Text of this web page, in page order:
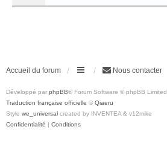
Accueil du forum Nous contacter
Développé par phpBB® Forum Software © phpBB Limited
Traduction française officielle © Qiaeru
Style we_universal created by INVENTEA & v12mike
Confidentialité | Conditions